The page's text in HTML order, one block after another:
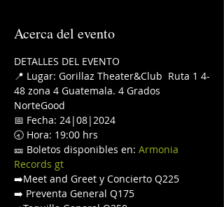
Acerca del evento
DETALLES DEL EVENTO
📍 Lugar: Gorillaz Theater&Club  Ruta 1 4-
48 zona 4 Guatemala. 4 Grados
NorteGood
📅 Fecha: 24|08|2024
🕣 Hora: 19:00 hrs
🎫 Boletos disponibles en: Armonia
Records gt
➡️Meet and Greet y Concierto Q225
➡️ Preventa General Q175